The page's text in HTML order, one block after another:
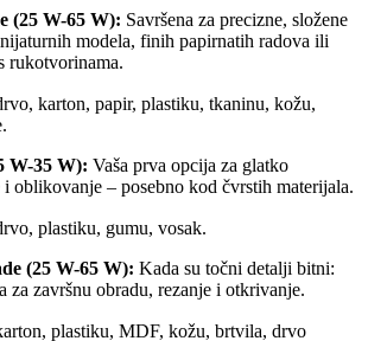
(25 W-65 W): Savršena za precizne, složene
modela, finih papirnatih radova ili
rukotvorinama.
karton, papir, plastiku, tkaninu, kožu,
W-35 W): Vaša prva opcija za glatko
i oblikovanje – posebno kod čvrstih materijala.
plastiku, gumu, vosak.
(25 W-65 W): Kada su točni detalji bitni:
za završnu obradu, rezanje i otkrivanje.
plastiku, MDF, kožu, brtvila, drvo